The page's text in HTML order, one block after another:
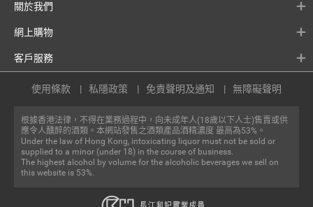
關於我們
網上購物
客戶服務
根據香港法律，不得在業務過程中，向未成年人(18歲以下人士)售賣或供
應令人醺醉的酒類。本網站發售之酒類產品酒精濃度 最高為53%。
Under the law of Hong Kong, intoxicating liquor must not be sold or
supplied to a minor (under 18) in the course of business.
The highest alcohol by volume for the alcoholic beverages we sell on
this website is 53%.
使用條款 私隱政策 免責聲明及通知 無障礙聲明